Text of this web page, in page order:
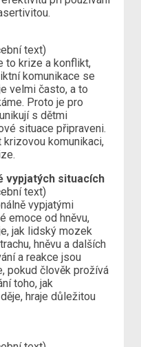
text)
to krize a konflikt,
komunikace se
velmi často, a to
Proto je pro
s dětmi
situace připraveni.
komunikaci,
vypjatých situacích
text)
vypjatými
emoce od hněvu,
jak lidský mozek
hněvu a dalších
a reakce jsou
pokud člověk prožívá
toho, jak
hraje důležitou